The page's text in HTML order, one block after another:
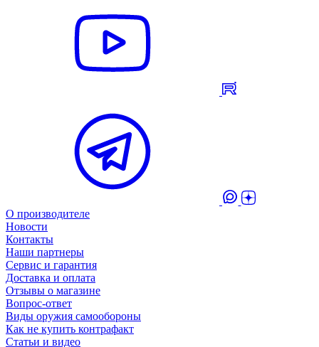
О производителе
Новости
Контакты
Наши партнеры
Сервис и гарантия
Доставка и оплата
Отзывы о магазине
Вопрос-ответ
Виды оружия самообороны
Как не купить контрафакт
Статьи и видео